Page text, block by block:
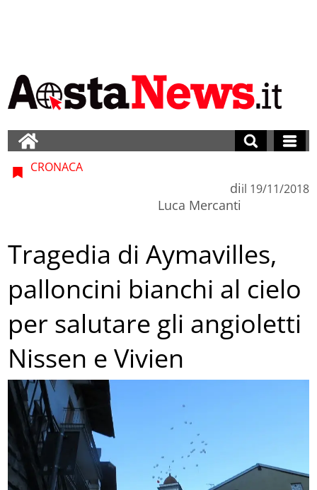
CRONACA
di
Luca Mercanti
il 19/11/2018
Tragedia di Aymavilles,
palloncini bianchi al cielo
per salutare gli angioletti
Nissen e Vivien